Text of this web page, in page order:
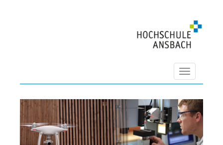
Navigation